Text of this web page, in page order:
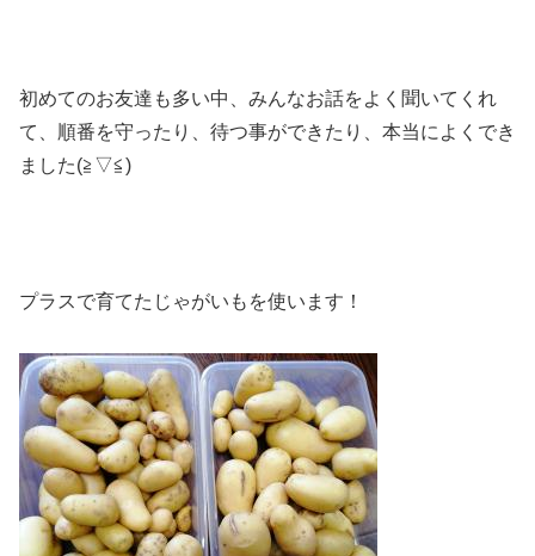
初めてのお友達も多い中、みんなお話をよく聞いてくれ
て、順番を守ったり、待つ事ができたり、本当によくでき
ました(≧▽≦)
プラスで育てたじゃがいもを使います！